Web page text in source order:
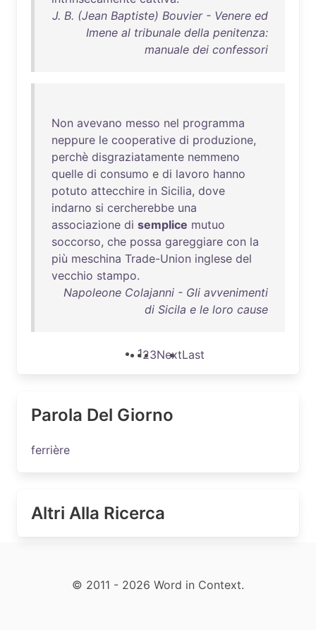
J. B. (Jean Baptiste) Bouvier - Venere ed
Imene al tribunale della penitenza:
manuale dei confessori
Non avevano messo nel programma
neppure le cooperative di produzione,
perchè disgraziatamente nemmeno
quelle di consumo e di lavoro hanno
potuto attecchire in Sicilia, dove
indarno si cercherebbe una
associazione di semplice mutuo
soccorso, che possa gareggiare con la
più meschina Trade-Union inglese del
vecchio stampo.
Napoleone Colajanni - Gli avvenimenti
di Sicila e le loro cause
123NextLast
Parola Del Giorno
ferrière
Altri Alla Ricerca
© 2011 - 2026 Word in Context.